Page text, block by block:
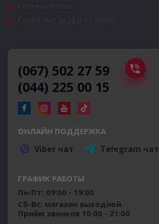
(067) 502 27 59
(044) 225 00 15
ОНЛАЙН ПОДДЕРЖКА
Viber чат Telegram чат
ГРАФИК РАБОТЫ
Пн-Пт: 09:00 - 19:00
Сб-Вс: магазин выходной.
Приём звонков 10:00 - 21:00